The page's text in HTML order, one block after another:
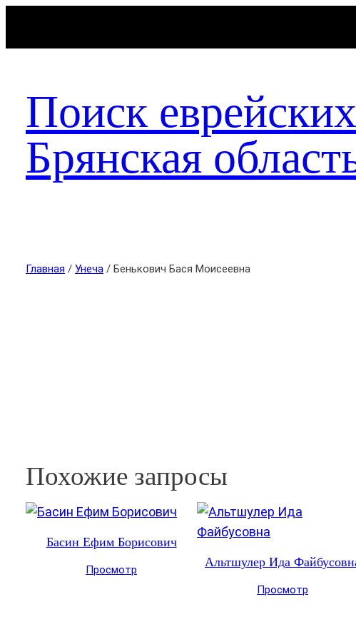
Поиск
Брянская
Главная / Унеча / Бенькович Бася Моисеевна
Похожие запросы
Басин Ефим Борисович
Просмотр
Альтшулер Ида
Просмотр